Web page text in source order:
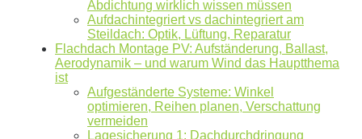
Werbeformaten.
REGIONAL. PERSÖNLICH. TYPISCH
NORDDEUTSCH.
Sie erhalten einen Anruf von uns innerhalb von
Getreu unser Markenpersönlichkeit
behandeln wir Ihr Anliegen von der ersten Minute an
Abdichtung wirklich wissen müssen
Aufdachintegriert vs dachintegriert am
Steildach: Optik, Lüftung, Reparatur
Flachdach Montage PV: Aufständerung, Ballast,
Aerodynamik – und warum Wind das Hauptthema
ist
Aufgeständerte Systeme: Winkel
optimieren, Reihen planen, Verschattung
vermeiden
Lagesicherung 1: Dachdurchdringung